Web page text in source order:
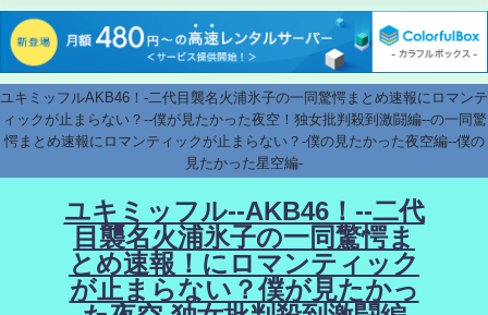
ユキミッフルAKB46！-二代目襲名火浦氷子の一同驚愕まとめ速報にロマンテ
ィックが止まらない？--僕が見たかった夜空！独女批判殺到激闘編--の一同驚
愕まとめ速報にロマンティックが止まらない？-僕の見たかった夜空編--僕の
見たかった星空編-
ユキミッフル--AKB46！--二代
目襲名火浦氷子の一同驚愕ま
とめ速報！にロマンティック
が止まらない？僕が見たかっ